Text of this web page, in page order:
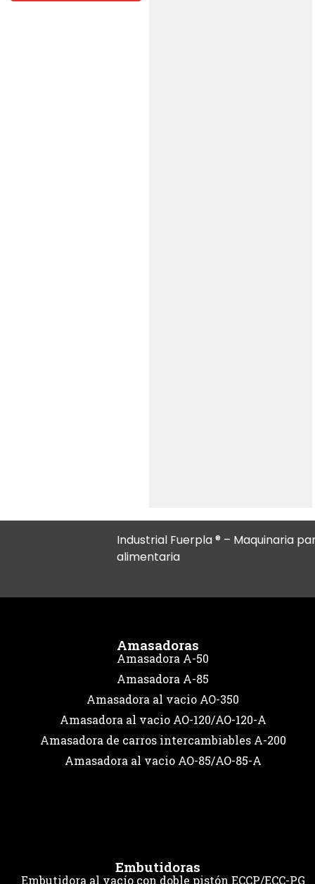
Industrial Fuerpla ® – Maquinaria
alimentaria
Amasadoras
Amasadora A-50
Amasadora A-85
Amasadora al vacio AO-350
Amasadora al vacio AO-120/AO-120-A
Amasadora de carros intercambiables A-200
Amasadora al vacio AO-85/AO-85-A
Embutidoras
Embutidora al vacío con doble pistón ECCP/ECC-PG